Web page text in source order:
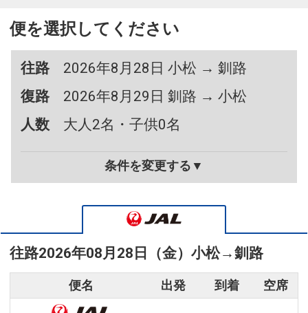
便を選択してください
往路
2026年8月28日 小松 → 釧路
復路
2026年8月29日 釧路 → 小松
人数
大人2名・子供0名
条件を変更する▼
往路2026年08月28日（金） 小松→釧路
便名 出発 到着 空席